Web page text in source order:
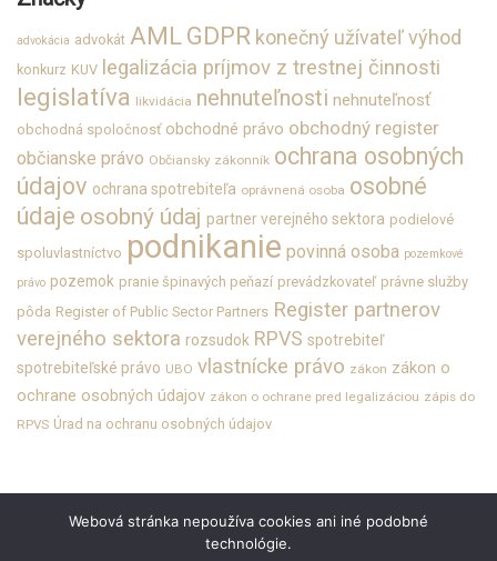
advokácia advokát AML GDPR konečný užívateľ výhod
konkurz KUV legalizácia príjmov z trestnej činnosti
legislatíva likvidácia nehnuteľnosti nehnuteľnosť
obchodná spoločnosť obchodné právo obchodný register
občianske právo Občiansky zákonník ochrana osobných
údajov ochrana spotrebiteľa oprávnená osoba osobné
údaje osobný údaj partner verejného sektora podielové
spoluvlastníctvo podnikanie povinná osoba pozemkové
právo pozemok pranie špinavých peňazí prevádzkovateľ právne služby
pôda Register of Public Sector Partners Register partnerov
verejného sektora rozsudok RPVS spotrebiteľ
spotrebiteľské právo UBO vlastnícke právo zákon zákon o
ochrane osobných údajov zákon o ochrane pred legalizáciou zápis do
RPVS Úrad na ochranu osobných údajov
KARIÉRA
Webová stránka nepoužíva cookies ani iné podobné
technológie.